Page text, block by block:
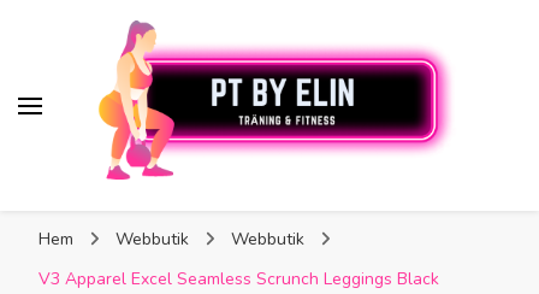
Hem Webbutik
Webbutik
V3 Apparel Excel Seamless Scrunch Leggings Black